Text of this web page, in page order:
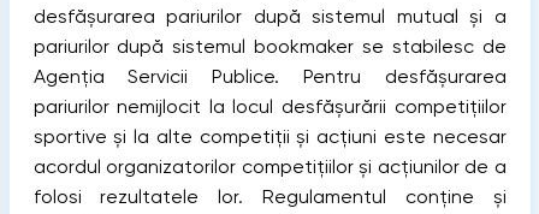
desfăşurarea pariurilor după sistemul mutual şi a
pariurilor după sistemul bookmaker se stabilesc de
Agenţia Servicii Publice. Pentru desfăşurarea
pariurilor nemijlocit la locul desfăşurării competiţiilor
sportive şi la alte competiţii şi acţiuni este necesar
acordul organizatorilor competiţiilor şi acţiunilor de a
folosi rezultatele lor. Regulamentul conține și